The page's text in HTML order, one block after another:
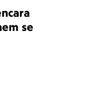
se